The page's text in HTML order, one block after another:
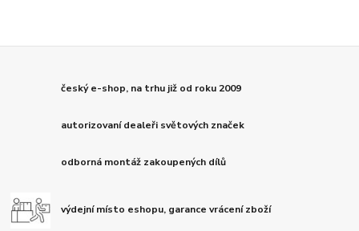
český e-shop, na trhu již od roku 2009
autorizovaní dealeři světových značek
odborná montáž zakoupených dílů
výdejní místo eshopu, garance vrácení zboží